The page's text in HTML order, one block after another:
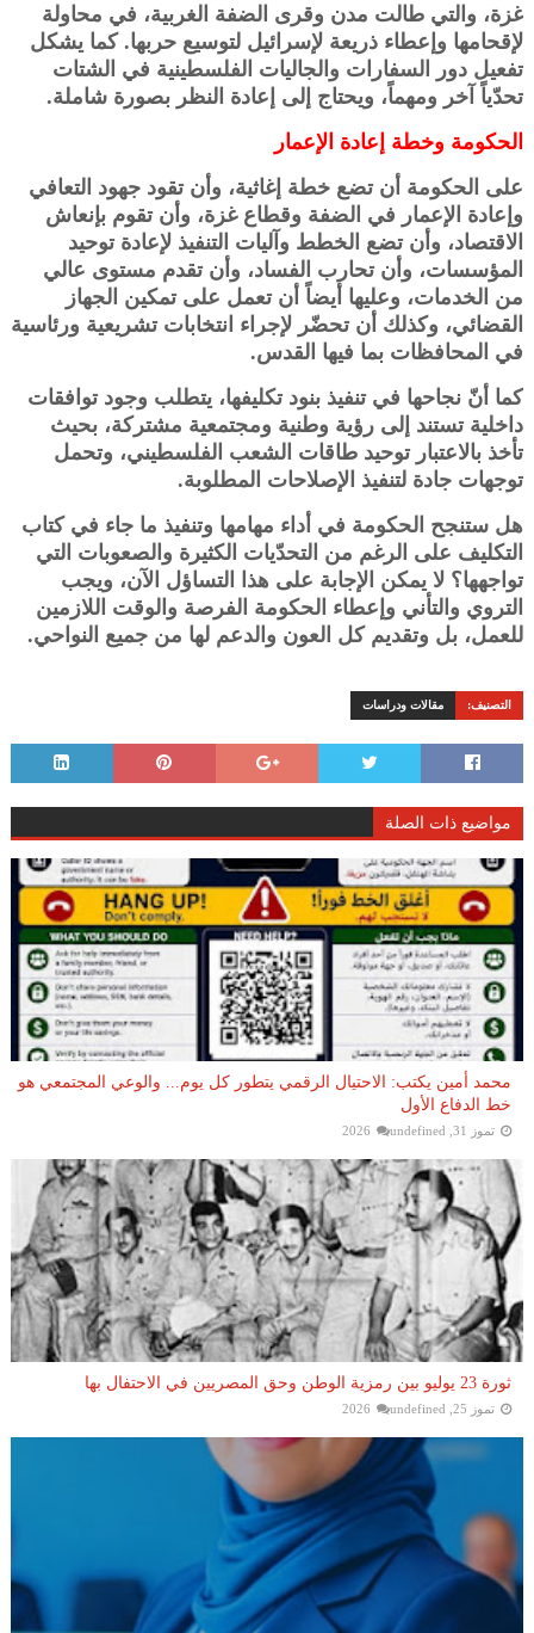
غزة، والتي طالت مدن وقرى الضفة الغربية، في محاولة
لإقحامها وإعطاء ذريعة لإسرائيل لتوسيع حربها. كما يشكل
تفعيل دور السفارات والجاليات الفلسطينية في الشتات
تحدّياً آخر ومهماً، ويحتاج إلى إعادة النظر بصورة شاملة.
الحكومة وخطة إعادة الإعمار
على الحكومة أن تضع خطة إغاثية، وأن تقود جهود التعافي
وإعادة الإعمار في الضفة وقطاع غزة، وأن تقوم بإنعاش
الاقتصاد، وأن تضع الخطط وآليات التنفيذ لإعادة توحيد
المؤسسات، وأن تحارب الفساد، وأن تقدم مستوى عالي
من الخدمات، وعليها أيضاً أن تعمل على تمكين الجهاز
القضائي، وكذلك أن تحضّر لإجراء انتخابات تشريعية ورئاسية
في المحافظات بما فيها القدس.
كما أنّ نجاحها في تنفيذ بنود تكليفها، يتطلب وجود توافقات
داخلية تستند إلى رؤية وطنية ومجتمعية مشتركة، بحيث
تأخذ بالاعتبار توحيد طاقات الشعب الفلسطيني، وتحمل
توجهات جادة لتنفيذ الإصلاحات المطلوبة.
هل ستنجح الحكومة في أداء مهامها وتنفيذ ما جاء في كتاب
التكليف على الرغم من التحدّيات الكثيرة والصعوبات التي
تواجهها؟ لا يمكن الإجابة على هذا التساؤل الآن، ويجب
التروي والتأني وإعطاء الحكومة الفرصة والوقت اللازمين
للعمل، بل وتقديم كل العون والدعم لها من جميع النواحي.
التصنيف: مقالات ودراسات
مواضيع ذات الصلة
محمد أمين يكتب: الاحتيال الرقمي يتطور كل يوم... والوعي المجتمعي هو
خط الدفاع الأول
تموز 31, 2026 undefined
ثورة 23 يوليو بين رمزية الوطن وحق المصريين في الاحتفال بها
تموز 25, 2026 undefined